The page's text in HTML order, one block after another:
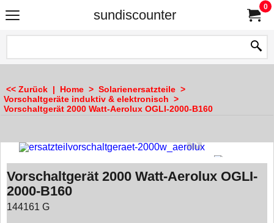
sundiscounter
0
<< Zurück | Home > Solarienersatzteile >
Vorschaltgeräte induktiv & elektronisch >
Vorschaltgerät 2000 Watt-Aerolux OGLI-2000-B160
Vorschaltgerät 2000 Watt-Aerolux OGLI-
2000-B160
144161 G